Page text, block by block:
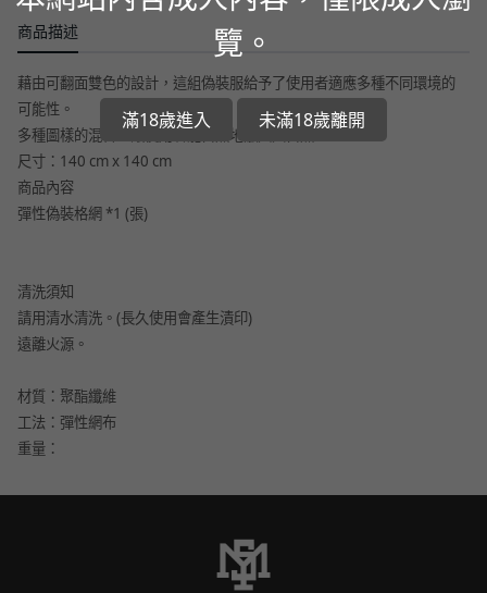
商品描述
藉由可翻面雙色的設計，這組偽裝服給予了使用者適應多種不同環境的
可能性。
多種圖樣的混合，讓使用者能自然地融入大自然。
尺寸：140 cm x 140 cm
商品內容
彈性偽裝格網 *1 (張)
清洗須知
請用清水清洗。(長久使用會產生漬印)
遠離火源。
材質：聚酯纖維
工法：彈性網布
重量：
覽。
滿18歲進入 未滿18歲離開